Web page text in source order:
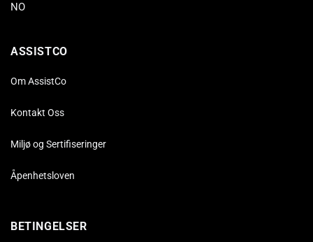
NO
ASSISTCO
Om AssistCo
Kontakt Oss
Miljø og Sertifiseringer
Åpenhetsloven
BETINGELSER